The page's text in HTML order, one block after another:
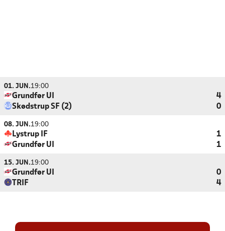
01. JUN.19:00
Grundfør UI
4
Skødstrup SF (2)
0
08. JUN.19:00
Lystrup IF
1
Grundfør UI
1
15. JUN.19:00
Grundfør UI
0
TRIF
4